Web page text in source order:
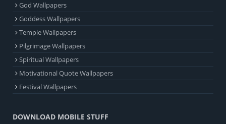
God Wallpapers
Goddess Wallpapers
Temple Wallpapers
Pilgrimage Wallpapers
Spiritual Wallpapers
Motivational Quote Wallpapers
Festival Wallpapers
DOWNLOAD MOBILE STUFF